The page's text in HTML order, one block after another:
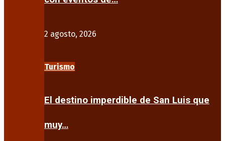
2 agosto, 2026
Turismo
El destino imperdible de San Luis que
muy…